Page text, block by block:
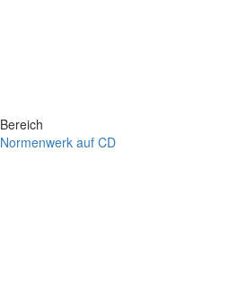
Bereich
Normenwerk auf CD